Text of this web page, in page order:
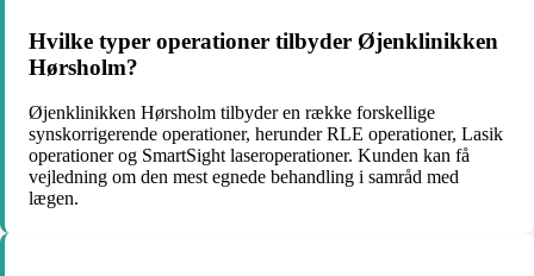
Hvilke typer operationer tilbyder Øjenklinikken
Hørsholm?
Øjenklinikken Hørsholm tilbyder en række forskellige
synskorrigerende operationer, herunder RLE operationer, Lasik
operationer og SmartSight laseroperationer. Kunden kan få
vejledning om den mest egnede behandling i samråd med
lægen.